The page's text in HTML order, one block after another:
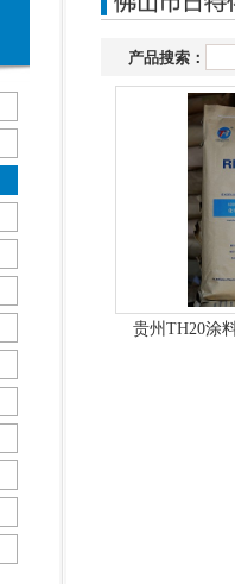
产品搜索：
贵州TH20涂